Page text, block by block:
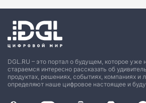
DGL.RU – это портал о будущем, которое уже
стараемся интересно рассказать об
продуктах, решениях, событиях, компаниях и
определяют наше цифровое настоящее и